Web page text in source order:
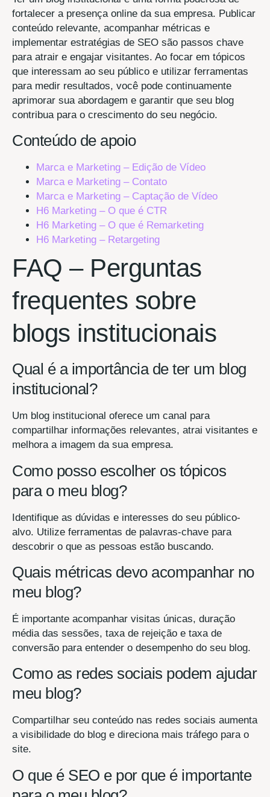
fortalecer a presença online da sua empresa. Publicar
conteúdo relevante, acompanhar métricas e
implementar estratégias de SEO são passos chave
para atrair e engajar visitantes. Ao focar em tópicos
que interessam ao seu público e utilizar ferramentas
para medir resultados, você pode continuamente
aprimorar sua abordagem e garantir que seu blog
contribua para o crescimento do seu negócio.
Conteúdo de apoio
Marca e Marketing – Edição de Vídeo
Marca e Marketing – Contato
Marca e Marketing – Captação de Vídeo
H6 Marketing – O que é CTR
H6 Marketing – O que é Remarketing
H6 Marketing – Retargeting
FAQ – Perguntas
frequentes sobre
blogs institucionais
Qual é a importância de ter um blog
institucional?
Um blog institucional oferece um canal para
compartilhar informações relevantes, atrai visitantes e
melhora a imagem da sua empresa.
Como posso escolher os tópicos
para o meu blog?
Identifique as dúvidas e interesses do seu público-
alvo. Utilize ferramentas de palavras-chave para
descobrir o que as pessoas estão buscando.
Quais métricas devo acompanhar no
meu blog?
É importante acompanhar visitas únicas, duração
média das sessões, taxa de rejeição e taxa de
conversão para entender o desempenho do seu blog.
Como as redes sociais podem ajudar
meu blog?
Compartilhar seu conteúdo nas redes sociais aumenta
a visibilidade do blog e direciona mais tráfego para o
site.
O que é SEO e por que é importante